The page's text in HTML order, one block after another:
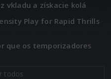
vkladu a získacie kolá
Play for Rapid Thrills
que os temporizadores
todos